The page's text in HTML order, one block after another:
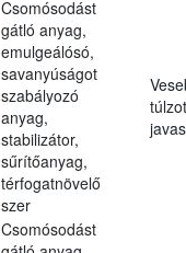
Csomósodást
gátló anyag,
emulgeálósó,
savanyúságot
szabályozó
anyag,
stabilizátor,
sűrítőanyag,
térfogatnövelő
szer
Csomósodást